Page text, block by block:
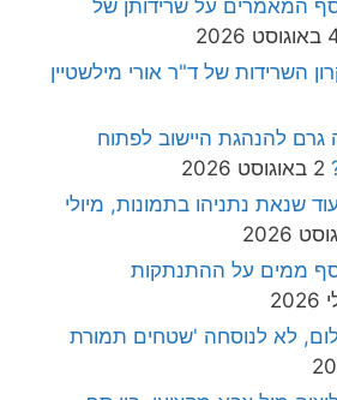
המאמרים על שרידותן של
2026
השרידות של ד"ר אורי מילשטיין
גרם להנהגת היישוב לפתוח
2 באוגוסט 2026
שנאת נתניהו בתמונות, מיולי
ממים על ההתנתקות
לא לנוסחה 'שטחים תמורת